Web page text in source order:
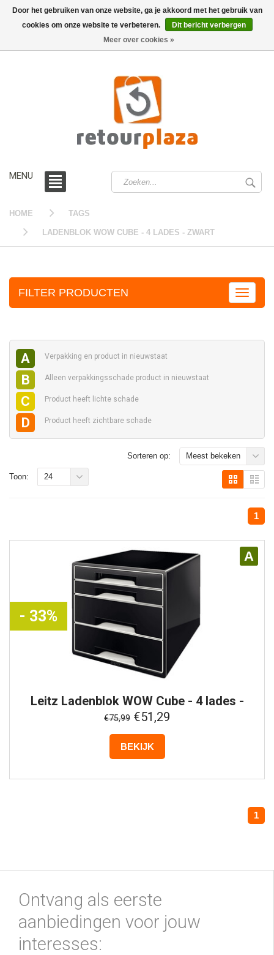
MENU
HOME TAGS
LADENBLOK WOW CUBE - 4 LADES - ZWART
FILTER PRODUCTEN
A Verpakking en product in nieuwstaat
B Alleen verpakkingsschade product in nieuwstaat
C Product heeft lichte schade
D Product heeft zichtbare schade
Sorteren op: Meest bekeken
1
Toon: 24
A
- 33%
Leitz Ladenblok WOW Cube - 4 lades -
Zwart
€75,99 €51,29
BEKIJK
1
Ontvang als eerste
aanbiedingen voor jouw
interesses:
Door het gebruiken van onze website, ga je akkoord met het gebruik van
cookies om onze website te verbeteren.
Dit bericht verbergen
Meer over cookies »